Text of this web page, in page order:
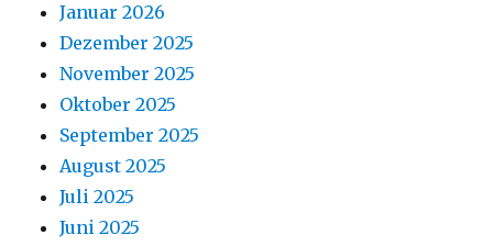
Januar 2026
Dezember 2025
November 2025
Oktober 2025
September 2025
August 2025
Juli 2025
Juni 2025